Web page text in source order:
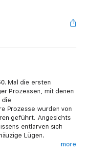
Mal die ersten
Prozessen, mit denen
die
Prozesse wurden von
geführt. Angesichts
entlarven sich
Lügen.
more